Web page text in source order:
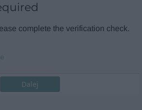
complete the verification check.
Dalej